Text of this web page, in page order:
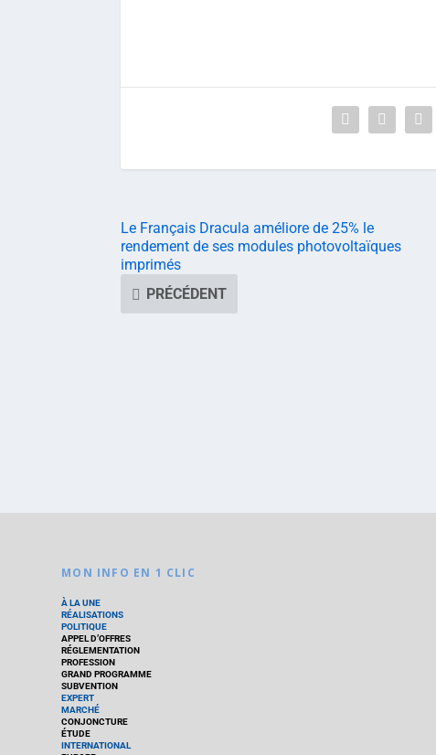
Le Français Dracula améliore de 25% le
rendement de ses modules photovoltaïques
imprimés
PRÉCÉDENT
MON INFO EN 1 CLIC
À LA UNE
RÉALISATIONS
POLITIQUE
APPEL D’OFFRES
RÉGLEMENTATION
PROFESSION
GRAND PROGRAMME
SUBVENTION
EXPERT
MARCHÉ
CONJONCTURE
ÉTUDE
INTERNATIONAL